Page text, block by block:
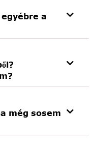
a
még sosem